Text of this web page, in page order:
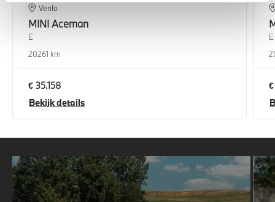
Venlo
MINIAceman
E
20261 km
€ 35.158
Bekijk details
E